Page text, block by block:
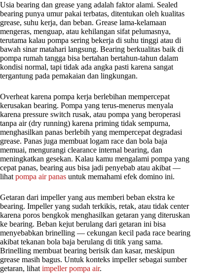
Usia bearing dan grease yang adalah faktor alami. Sealed
bearing punya umur pakai terbatas, ditentukan oleh kualitas
grease, suhu kerja, dan beban. Grease lama-kelamaan
mengeras, menguap, atau kehilangan sifat pelumasnya,
terutama kalau pompa sering bekerja di suhu tinggi atau di
bawah sinar matahari langsung. Bearing berkualitas baik di
pompa rumah tangga bisa bertahan bertahun-tahun dalam
kondisi normal, tapi tidak ada angka pasti karena sangat
tergantung pada pemakaian dan lingkungan.
Overheat karena pompa kerja berlebihan mempercepat
kerusakan bearing. Pompa yang terus-menerus menyala
karena pressure switch rusak, atau pompa yang beroperasi
tanpa air (dry running) karena priming tidak sempurna,
menghasilkan panas berlebih yang mempercepat degradasi
grease. Panas juga membuat logam race dan bola baja
memuai, mengurangi clearance internal bearing, dan
meningkatkan gesekan. Kalau kamu mengalami pompa yang
cepat panas, bearing aus bisa jadi penyebab atau akibat —
lihat pompa air panas untuk memahami efek domino ini.
Getaran dari impeller yang aus memberi beban ekstra ke
bearing. Impeller yang sudah terkikis, retak, atau tidak center
karena poros bengkok menghasilkan getaran yang diteruskan
ke bearing. Beban kejut berulang dari getaran ini bisa
menyebabkan brinelling — cekungan kecil pada race bearing
akibat tekanan bola baja berulang di titik yang sama.
Brinelling membuat bearing berisik dan kasar, meskipun
grease masih bagus. Untuk konteks impeller sebagai sumber
getaran, lihat impeller pompa air.